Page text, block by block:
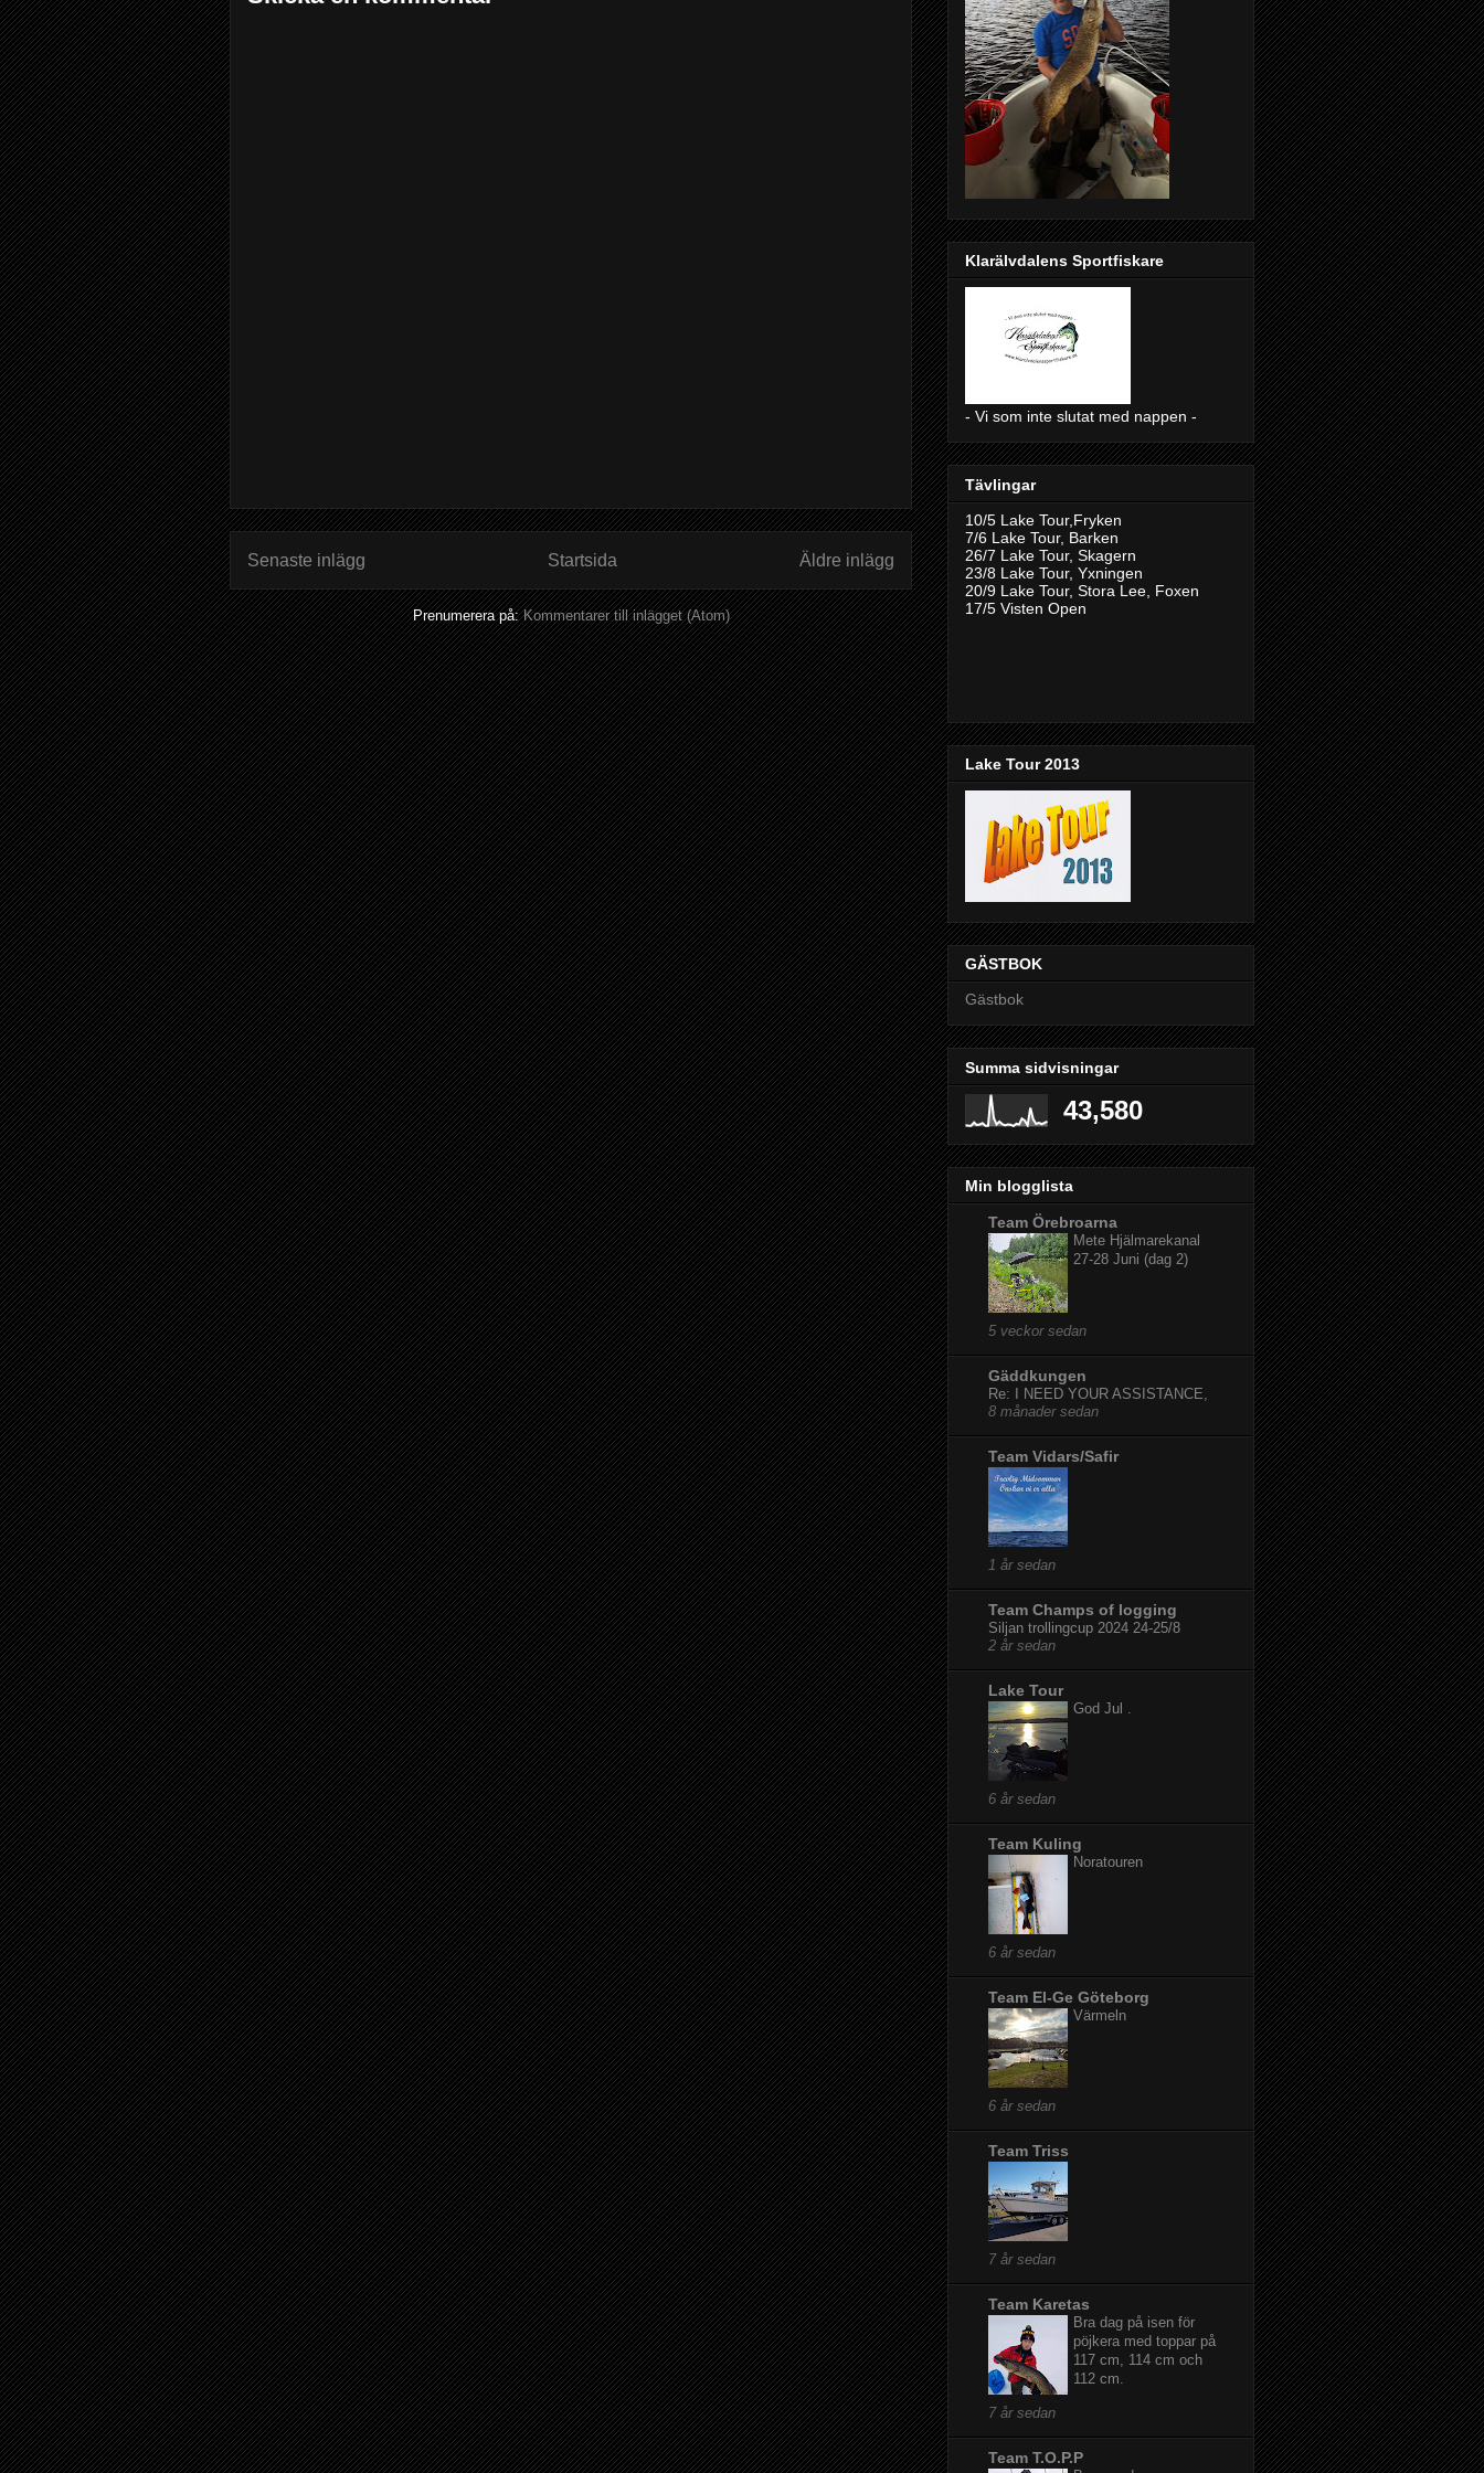
Senaste inlägg Äldre inlägg
Startsida
Prenumerera på:Kommentarer till inlägget (Atom)
Klarälvdalens Sportfiskare
- Vi som inte slutat med nappen -
Tävlingar
10/5 Lake Tour,Fryken
7/6 Lake Tour, Barken
26/7 Lake Tour, Skagern
23/8 Lake Tour, Yxningen
20/9 Lake Tour, Stora Lee, Foxen
17/5 Visten Open
Lake Tour 2013
GÄSTBOK
Gästbok
Summa sidvisningar
43,580
Min blogglista
Team Örebroarna
Mete Hjälmarekanal
27-28 Juni (dag 2)
5 veckor sedan
Gäddkungen
Re: I NEED YOUR ASSISTANCE,
8 månader sedan
Team Vidars/Safir
1 år sedan
Team Champs of logging
Siljan trollingcup 2024 24-25/8
2 år sedan
Lake Tour
God Jul .
6 år sedan
Team Kuling
Noratouren
6 år sedan
Team El-Ge Göteborg
Värmeln
6 år sedan
Team Triss
7 år sedan
Team Karetas
Bra dag på isen för
pöjkera med toppar på
117 cm, 114 cm och
112 cm.
7 år sedan
Team T.O.P.P